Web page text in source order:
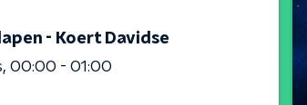
- Koert Davidse
00:00 - 01:00